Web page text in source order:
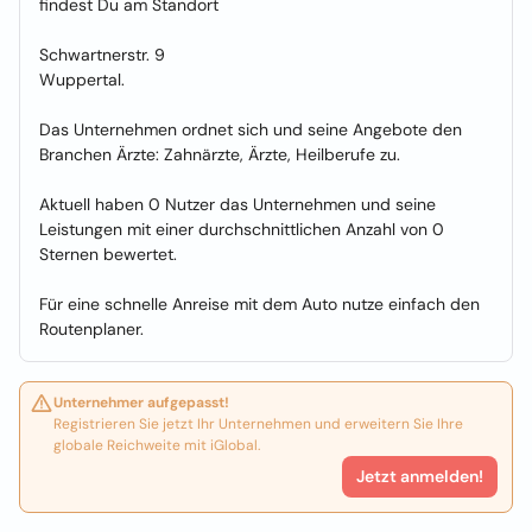
findest Du am Standort
Schwartnerstr. 9
Wuppertal.
Das Unternehmen ordnet sich und seine Angebote den
Branchen Ärzte: Zahnärzte, Ärzte, Heilberufe zu.
Aktuell haben 0 Nutzer das Unternehmen und seine
Leistungen mit einer durchschnittlichen Anzahl von 0
Sternen bewertet.
Für eine schnelle Anreise mit dem Auto nutze einfach den
Routenplaner.
Unternehmer aufgepasst!
Registrieren Sie jetzt Ihr Unternehmen und erweitern Sie Ihre
globale Reichweite mit iGlobal.
Jetzt anmelden!